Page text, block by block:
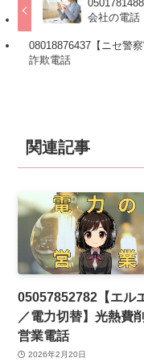
会社の電話
08018876437【ニセ警
詐欺電話
関連記事
05057852782【エル
／電力切替】光熱費
営業電話
2026年2月20日